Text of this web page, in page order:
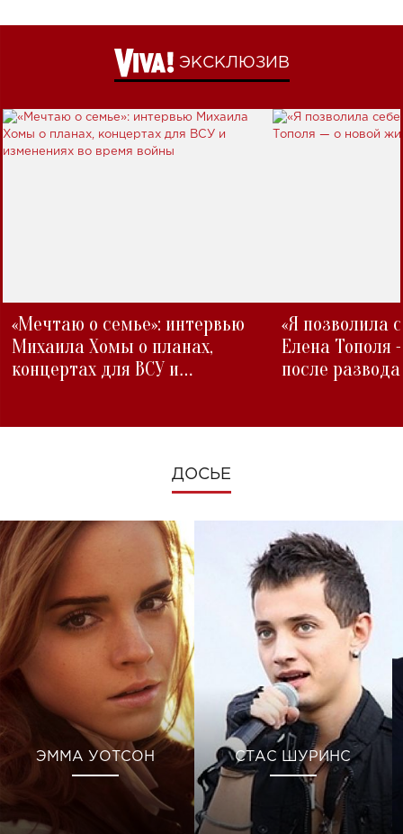
ЭКСКЛЮЗИВ
«Мечтаю о семье»: интервью
Михаила Хомы о планах,
концертах для ВСУ и
«Я позволила
Елена Тополя
после развода
ДОСЬЕ
ЭММА УОТСОН СТАС ШУРИНС